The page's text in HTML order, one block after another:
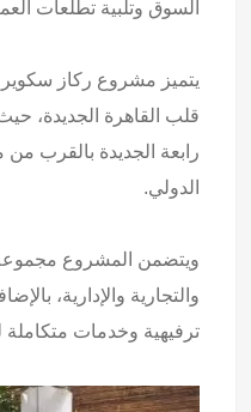
السوق وتلبية تطلعات
يتميز مشروع ركاز
قلب القاهرة الجديدة،
رابعة الجديدة بالقرب
الدولي.
ويتضمن المشروع
والتجارية والإدارية،
ترفيهية وخدمات متكاملة